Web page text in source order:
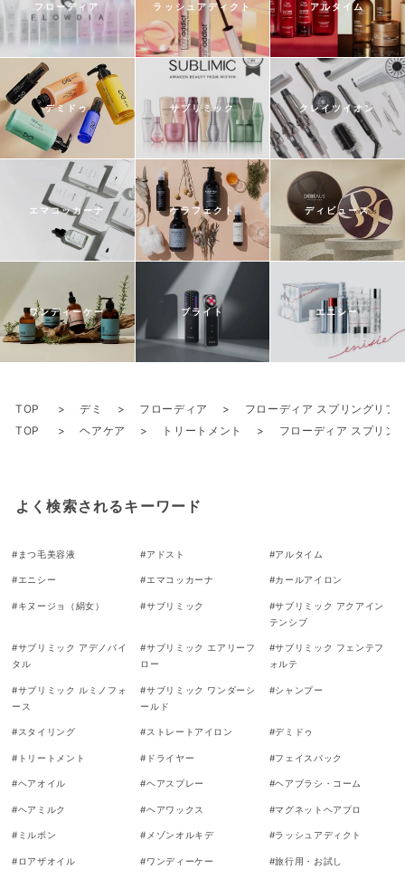
フローディア ラッシュアディクト アルタイム
デミドゥ サブリミック クレイツイオン
エマコッカーナ ケラフェクト ディビュース
ワンディーケー ブライト エニシー
TOP デミ フローディア
フローディア スプリングリフ
TOP
ヘアケア トリートメント フローディア スプリン
よく検索されるキーワード
# まつ毛美容液 #アドスト #アルタイム
#エニシー #エマコッカーナ #カールアイロン
#キヌージョ（絹女） #サブリミック #サブリミック アクアイン
テンシブ
#サブリミック アデノバイ
タル
#サブリミック エアリーフ
ロー
#サブリミック フェンテフ
ォルテ
#サブリミック ルミノフォ
ース
#サブリミック ワンダーシ
ールド
#シャンプー
#スタイリング #ストレートアイロン #デミドゥ
# トリートメント # ドライヤー #フェイスパック
#ヘアオイル #ヘアスプレー #ヘアブラシ・コーム
#ヘアミルク #ヘアワックス #マグネットヘアプロ
# ミルボン # メゾンオルキデ #ラッシュアディクト
# ロアザオイル #ワンディーケー #旅行用・お試し